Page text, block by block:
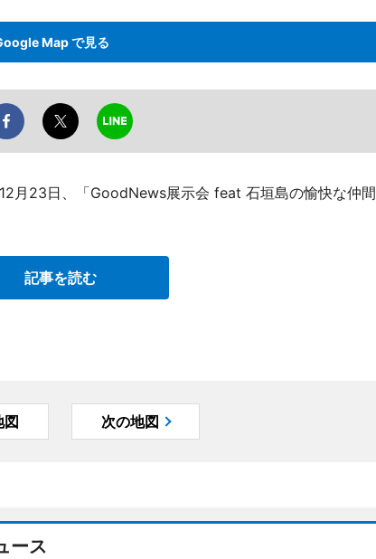
Map で見る
月23日、「GoodNews展示会 feat 石垣島の愉快な仲間
記事を読む
図 次の地図
ース